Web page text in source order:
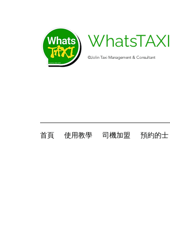
WhatsTAXI
©Jolin Taxi Management & Consultant
首頁 使用教學 司機加盟 預約的士